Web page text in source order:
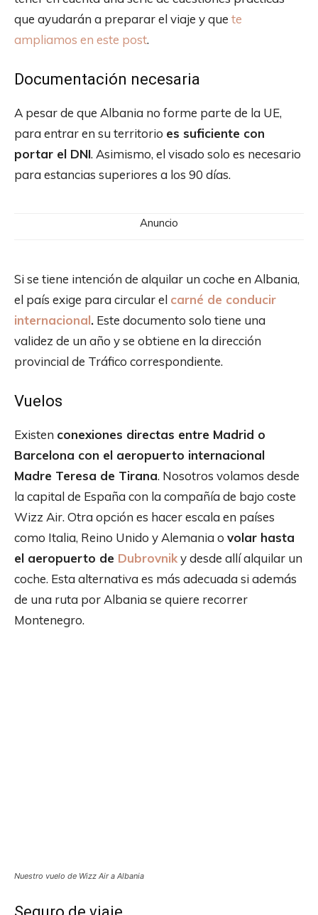
que ayudarán a preparar el viaje y que te
ampliamos en este post.
Documentación necesaria
A pesar de que Albania no forme parte de la UE,
para entrar en su territorio es suficiente con
portar el DNI. Asimismo, el visado solo es necesario
para estancias superiores a los 90 días.
Anuncio
Si se tiene intención de alquilar un coche en Albania,
el país exige para circular el carné de conducir
internacional. Este documento solo tiene una
validez de un año y se obtiene en la dirección
provincial de Tráfico correspondiente.
Vuelos
Existen conexiones directas entre Madrid o
Barcelona con el aeropuerto internacional
Madre Teresa de Tirana. Nosotros volamos desde
la capital de España con la compañía de bajo coste
Wizz Air. Otra opción es hacer escala en países
como Italia, Reino Unido y Alemania o volar hasta
el aeropuerto de Dubrovniky desde allí alquilar un
coche. Esta alternativa es más adecuada si además
de una ruta por Albania se quiere recorrer
Montenegro.
Nuestro vuelo de Wizz Air a Albania
Seguro de viaje